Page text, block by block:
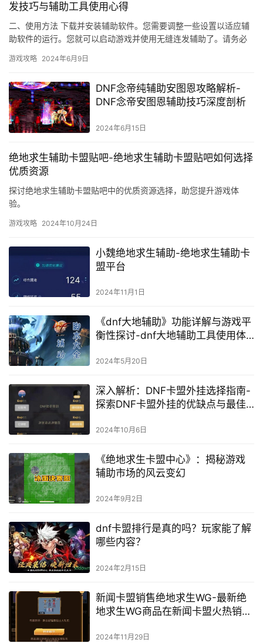
发技巧与辅助工具使用心得
二、使用方法 下载并安装辅助软件。您需要调整一些设置以适应辅
助软件的运行。您就可以启动游戏并使用无缝连发辅助了。请务必
游戏攻略 2024年6月9日
DNF念帝纯辅助安图恩攻略解析-
DNF念帝安图恩辅助技巧深度剖析
2024年6月15日
绝地求生辅助卡盟贴吧-绝地求生辅助卡盟贴吧如何选择
优质资源
探讨绝地求生辅助卡盟贴吧中的优质资源选择，助您提升游戏体
验。
游戏攻略 2024年10月24日
小魏绝地求生辅助-绝地求生辅助卡
盟平台
2024年11月1日
《dnf大地辅助》功能详解与游戏平
衡性探讨-dnf大地辅助工具使用体
2024年5月20日
深入解析：DNF卡盟外挂选择指南-
探索DNF卡盟外挂的优缺点与最佳
2024年10月6日
《绝地求生卡盟中心》：揭秘游戏
辅助市场的风云变幻
2024年9月2日
dnf卡盟排行是真的吗？玩家能了解
哪些内容？
2024年2月15日
新闻卡盟销售绝地求生WG-最新绝
地求生WG商品在新闻卡盟火热销售
2024年11月29日